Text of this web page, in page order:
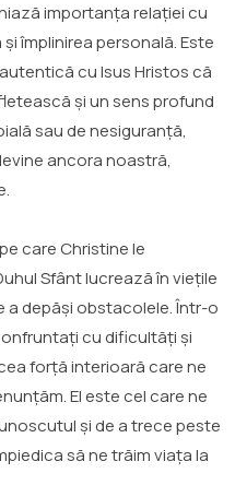
importanța relației cu
împlinirea personală. Este
cu Isus Hristos că
și un sens profund
sau de nesiguranță,
ancora noastră,
care Christine le
Sfânt lucrează în viețile
depăși obstacolele. Într-o
cu dificultăți și
forță interioară care ne
El este cel care ne
și de a trece peste
să ne trăim viața la